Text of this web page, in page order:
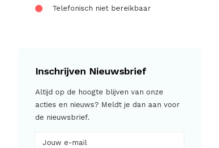
Telefonisch niet bereikbaar
Inschrijven Nieuwsbrief
Altijd op de hoogte blijven van onze
acties en nieuws? Meldt je dan aan voor
de nieuwsbrief.